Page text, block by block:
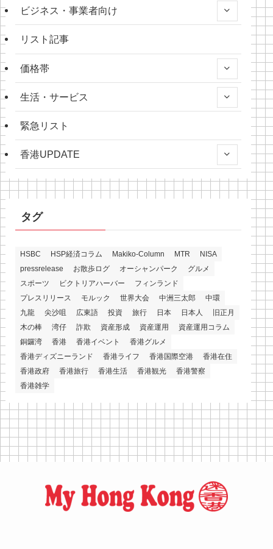
ビジネス・事業者向け
リスト記事
価格帯
生活・サービス
緊急リスト
香港UPDATE
タグ
HSBC HSP経済コラム Makiko-Column MTR
NISA
pressrelease
お散歩ログ オーシャンパーク
グルメ
スポーツ
ビクトリアハーバー
フィンランド
プレスリリース
モルック 世界大会 中洲三太郎
中環
九龍
尖沙咀 広東語 投資 旅行 日本 日本人
旧正月
木の棒
湾仔 詐欺 資産形成 資産運用
資産運用コラム
銅鑼湾
香港 香港イベント
香港グルメ
香港ディズニーランド
香港ライフ 香港国際空港
香港在住
香港政府
香港旅行 香港生活 香港観光
香港警察
香港雑学